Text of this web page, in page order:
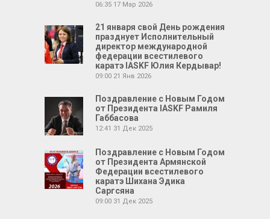
06:35 17 Мар 2026
21 января свой День рождения
празднует Исполнительный
директор международной
федерации всестилевого
каратэ IASKF Юлия Кердывар!
09:00 21 Янв 2026
Поздравление с Новым Годом
от Президента IASKF Рамиля
Габбасова
12:41 31 Дек 2025
Поздравление с Новым Годом
от Президента Армянской
Федерации всестилевого
каратэ Шихана Эдика
Саргсяна
09:00 31 Дек 2025